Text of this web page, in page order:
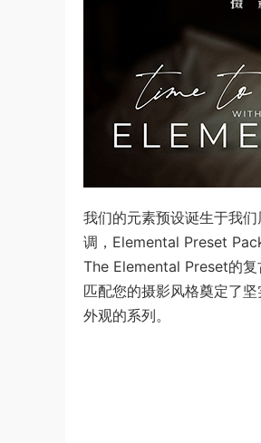
我们的元素预设诞生于我
调，Elemental Preset
The Elemental Preset的复
匹配您的摄影风格奠定了
外观的系列。